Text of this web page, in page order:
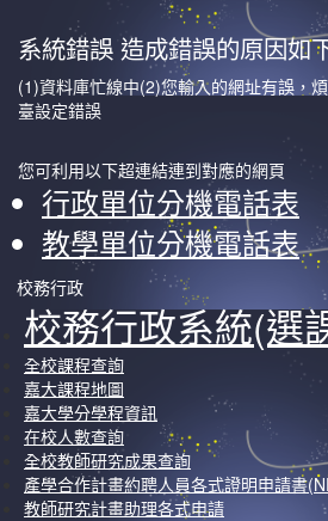
系統錯誤 造成錯誤的原因如
(1)資料庫忙線中(2)您輸入的網址有誤，
臺設定錯誤
您可利用以下超連結連到對應的網頁
行政單位分機電話表
教學單位分機電話表
校務行政
校務行政系統(選
全校課程查詢
嘉大課程地圖
嘉大學分學程資訊
在校人數查詢
全校教師研究成果查詢
產學合作計畫約聘人員各式證明申請書
教師研究計畫助理各式申請